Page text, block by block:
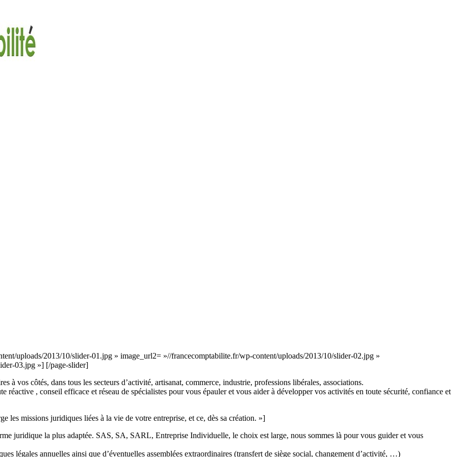
uploads/2013/10/slider-01.jpg » image_url2= »//francecomptabilite.fr/wp-content/uploads/2013/10/slider-02.jpg »
03.jpg »] [/page-slider]
vos côtés, dans tous les secteurs d’activité, artisanat, commerce, industrie, professions libérales, associations.
réactive , conseil efficace et réseau de spécialistes pour vous épauler et vous aider à développer vos activités en toute sécurité, confiance et
les missions juridiques liées à la vie de votre entreprise, et ce, dès sa création. »]
juridique la plus adaptée. SAS, SA, SARL, Entreprise Individuelle, le choix est large, nous sommes là pour vous guider et vous
légales annuelles ainsi que d’éventuelles assemblées extraordinaires (transfert de siège social, changement d’activité, …)